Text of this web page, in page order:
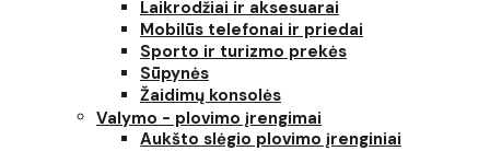
Laikrodžiai ir aksesuarai
Mobilūs telefonai ir priedai
Sporto ir turizmo prekės
Sūpynės
Žaidimų konsolės
Valymo - plovimo įrengimai
Aukšto slėgio plovimo įrenginiai